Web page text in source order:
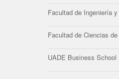
Facultad de Ingeniería
Facultad de Ciencias
UADE Business School